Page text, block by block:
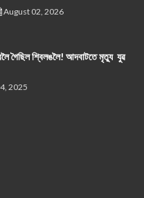
August 02, 2026
গৈছিল শ্বিলঙলৈ! আদবাটতে মৃত্যু যুৱ
2025